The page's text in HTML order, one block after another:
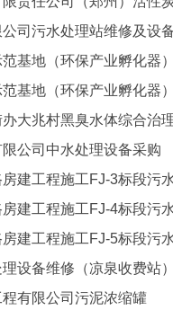
司污水处理站维修及设
基地（环保产业孵化器
基地（环保产业孵化器
大兆村黑臭水体综合治
公司中水处理设备采购
建工程施工FJ-3标段污
建工程施工FJ-4标段污
建工程施工FJ-5标段污
设备维修（凉泉收费站）
有限公司污泥浓缩罐